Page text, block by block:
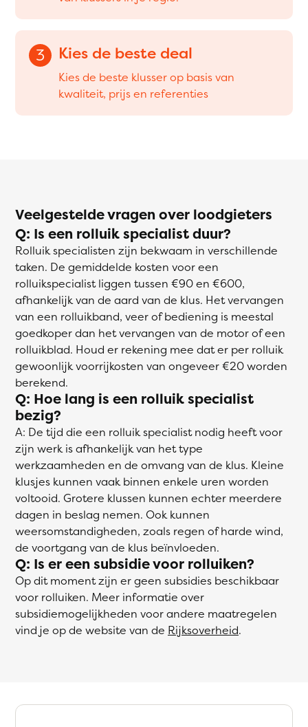
3 Kies de beste deal
Kies de beste klusser op basis van
kwaliteit, prijs en referenties
Veelgestelde vragen over loodgieters
Q: Is een rolluik specialist duur?
Rolluik specialisten zijn bekwaam in verschillende
taken. De gemiddelde kosten voor een
rolluikspecialist liggen tussen €90 en €600,
afhankelijk van de aard van de klus. Het vervangen
van een rolluikband, veer of bediening is meestal
goedkoper dan het vervangen van de motor of een
rolluikblad. Houd er rekening mee dat er per rolluik
gewoonlijk voorrijkosten van ongeveer €20 worden
berekend.
Q: Hoe lang is een rolluik specialist
bezig?
A: De tijd die een rolluik specialist nodig heeft voor
zijn werk is afhankelijk van het type
werkzaamheden en de omvang van de klus. Kleine
klusjes kunnen vaak binnen enkele uren worden
voltooid. Grotere klussen kunnen echter meerdere
dagen in beslag nemen. Ook kunnen
weersomstandigheden, zoals regen of harde wind,
de voortgang van de klus beïnvloeden.
Q: Is er een subsidie voor rolluiken?
Op dit moment zijn er geen subsidies beschikbaar
voor rolluiken. Meer informatie over
subsidiemogelijkheden voor andere maatregelen
vind je op de website van de Rijksoverheid.